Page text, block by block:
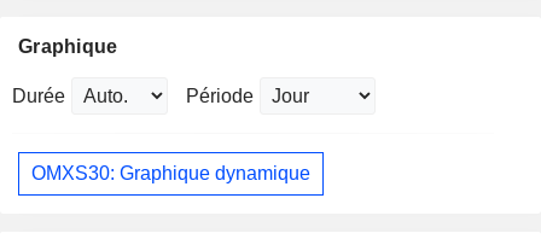
Graphique
Durée Période
OMXS30: Graphique dynamique